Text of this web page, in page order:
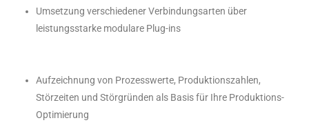
Umsetzung verschiedener Verbindungsarten über
leistungsstarke modulare Plug-ins
Aufzeichnung von Prozesswerte, Produktionszahlen,
Störzeiten und Störgründen als Basis für Ihre Produktions-
Optimierung